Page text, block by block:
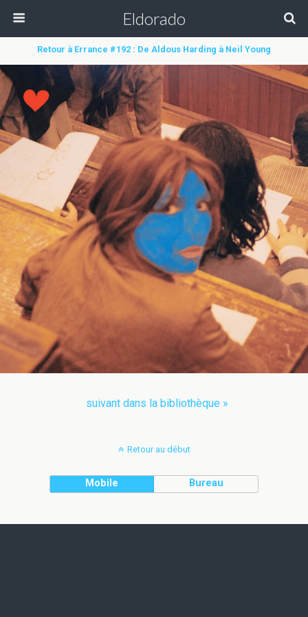
Eldorado
Retour à Errance #192 : De Aldous Harding à Neil Young
suivant dans la bibliothèque »
Retour au début
Mobile Bureau